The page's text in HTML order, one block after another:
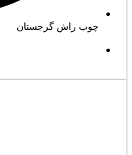
چوب راش گرجستان